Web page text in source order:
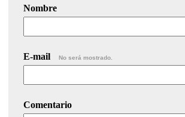
Nombre
E-mail No será mostrado.
Comentario